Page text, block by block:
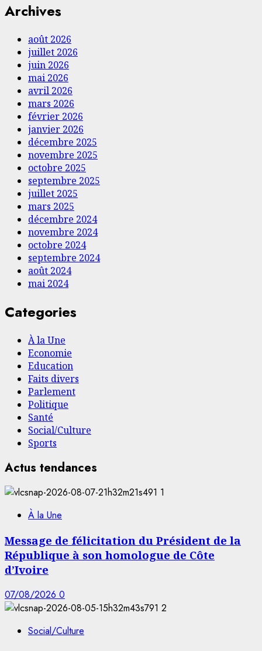
Archives
août 2026
juillet 2026
juin 2026
mai 2026
avril 2026
mars 2026
février 2026
janvier 2026
décembre 2025
novembre 2025
octobre 2025
septembre 2025
juillet 2025
mars 2025
décembre 2024
novembre 2024
octobre 2024
septembre 2024
août 2024
mai 2024
Categories
À la Une
Economie
Education
Faits divers
Parlement
Politique
Santé
Social/Culture
Sports
Actus tendances
1
À la Une
Message de félicitation du Président de la
République à son homologue de Côte
d’Ivoire
07/08/2026 0
2
Social/Culture